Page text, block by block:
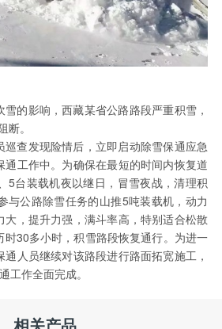
雪的影响，西藏某省公路路段严重积雪，
。
巡查发现险情后，立即启动除雪保通应急
工作中。为确保在最短的时间内恢复道
5台装载机夜以继日，冒雪夜战，清理积
与公路除雪任务的山推5吨装载机，动力
，提升力强，满斗率高，特别适合松散
30多小时，积雪路段恢复通行。为进一
人员继续对该路段进行路面拓宽施工，
工作全面完成。